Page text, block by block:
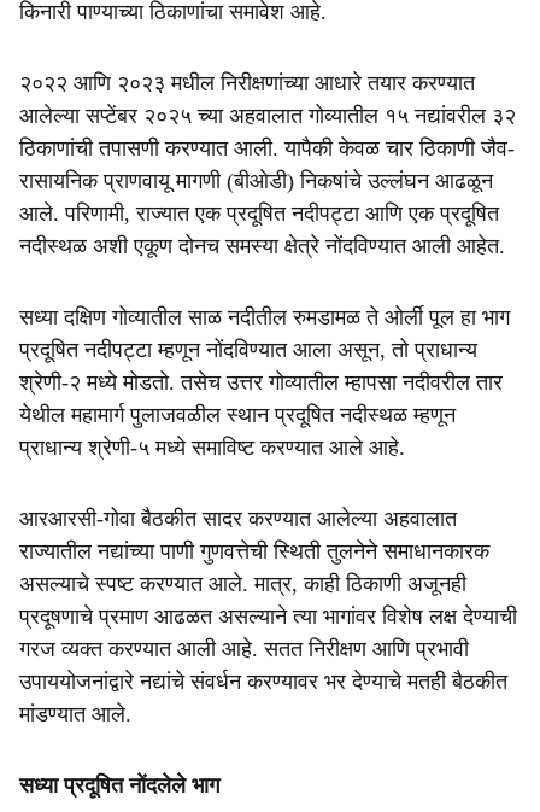
किनारी पाण्याच्या ठिकाणांचा समावेश आहे.
२०२२ आणि २०२३ मधील निरीक्षणांच्या आधारे तयार करण्यात
आलेल्या सप्टेंबर २०२५ च्या अहवालात गोव्यातील १५ नद्यांवरील ३२
ठिकाणांची तपासणी करण्यात आली. यापैकी केवळ चार ठिकाणी जैव-
रासायनिक प्राणवायू मागणी (बीओडी) निकषांचे उल्लंघन आढळून
आले. परिणामी, राज्यात एक प्रदूषित नदीपट्टा आणि एक प्रदूषित
नदीस्थळ अशी एकूण दोनच समस्या क्षेत्रे नोंदविण्यात आली आहेत.
सध्या दक्षिण गोव्यातील साळ नदीतील रुमडामळ ते ओर्ली पूल हा भाग
प्रदूषित नदीपट्टा म्हणून नोंदविण्यात आला असून, तो प्राधान्य
श्रेणी-२ मध्ये मोडतो. तसेच उत्तर गोव्यातील म्हापसा नदीवरील तार
येथील महामार्ग पुलाजवळील स्थान प्रदूषित नदीस्थळ म्हणून
प्राधान्य श्रेणी-५ मध्ये समाविष्ट करण्यात आले आहे.
आरआरसी-गोवा बैठकीत सादर करण्यात आलेल्या अहवालात
राज्यातील नद्यांच्या पाणी गुणवत्तेची स्थिती तुलनेने समाधानकारक
असल्याचे स्पष्ट करण्यात आले. मात्र, काही ठिकाणी अजूनही
प्रदूषणाचे प्रमाण आढळत असल्याने त्या भागांवर विशेष लक्ष देण्याची
गरज व्यक्त करण्यात आली आहे. सतत निरीक्षण आणि प्रभावी
उपाययोजनांद्वारे नद्यांचे संवर्धन करण्यावर भर देण्याचे मतही बैठकीत
मांडण्यात आले.
सध्या प्रदूषित नोंदलेले भाग